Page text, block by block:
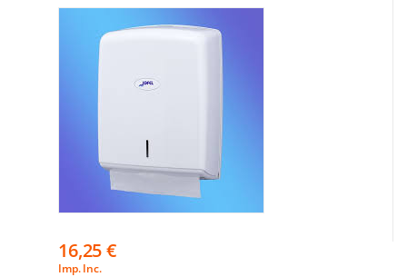
16,25€
Imp. Inc.